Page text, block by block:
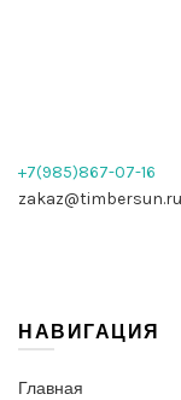
+7(985)867-07-16
zakaz@timbersun.ru
НАВИГАЦИЯ
Главная